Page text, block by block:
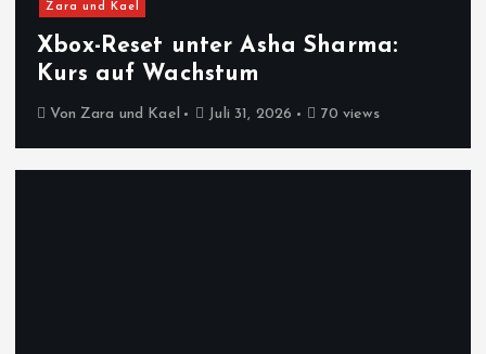
Zara und Kael
Xbox-Reset unter Asha Sharma:
Kurs auf Wachstum
Von Zara und Kael Juli 31, 2026 70 views